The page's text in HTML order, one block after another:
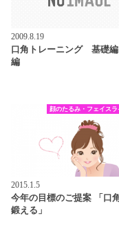
2009.8.19
口角トレーニング 基礎編
編
顔のたるみ・フェイスラ
2015.1.5
今年の目標のご提案 「口
鍛える」